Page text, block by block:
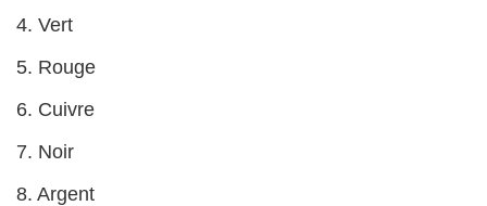
4. Vert
5. Rouge
6. Cuivre
7. Noir
8. Argent